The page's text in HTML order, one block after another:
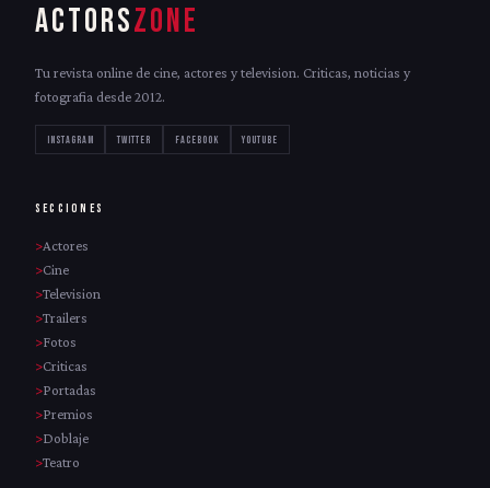
ACTORSZONE
Tu revista online de cine, actores y television. Criticas, noticias y
fotografia desde 2012.
INSTAGRAM TWITTER FACEBOOK YOUTUBE
SECCIONES
Actores
Cine
Television
Trailers
Fotos
Criticas
Portadas
Premios
Doblaje
Teatro